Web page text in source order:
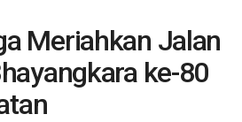
Meriahkan Jalan
ke-80